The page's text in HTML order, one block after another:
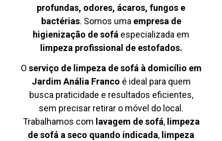
profundas, odores, ácaros, fungos e
bactérias. Somos uma empresa de
higienização de sofá especializada em
limpeza profissional de estofados.
O serviço de limpeza de sofá à domicílio em
Jardim Anália Franco é ideal para quem
busca praticidade e resultados eficientes,
sem precisar retirar o móvel do local.
Trabalhamos com lavagem de sofá, limpeza
de sofá a seco quando indicada, limpeza